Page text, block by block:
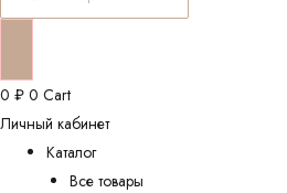
товаров
0 ₽ 0 Cart
Личный кабинет
Каталог
Все товары